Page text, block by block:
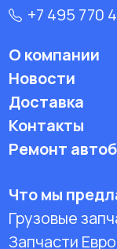
+7 495 770
О компании
Новости
Доставка
Контакты
Ремонт
Что мы
Грузовые
Запчасти